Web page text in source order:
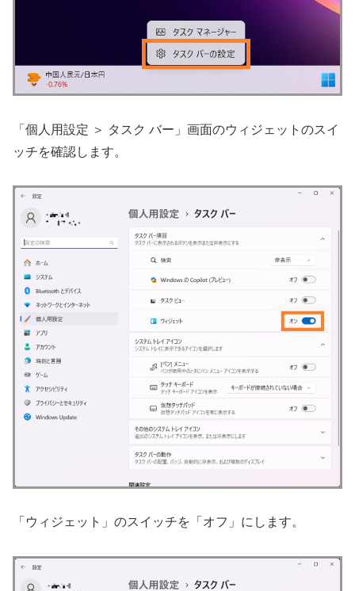
「個人用設定 ＞ タスク バー」画面のウィジェットのスイ
ッチを確認します。
「ウィジェット」のスイッチを「オフ」にします。